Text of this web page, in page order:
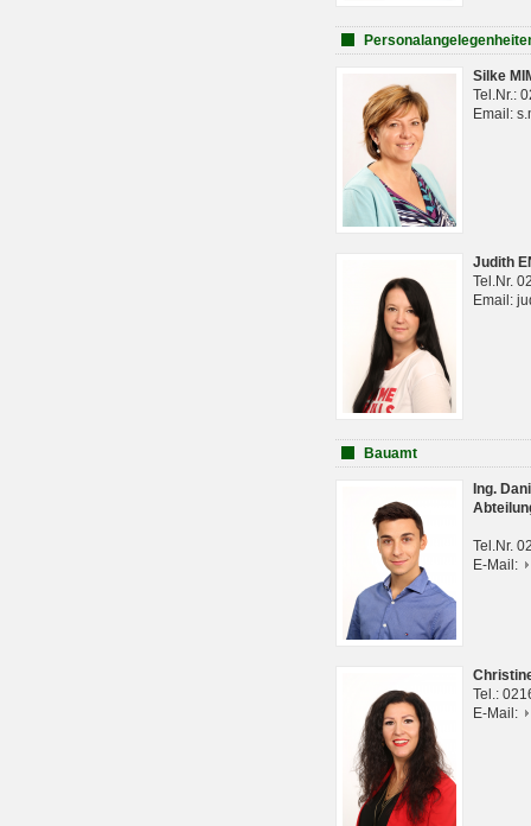
Silke
Tel.Nr.:
Email:
Judith
Tel.Nr.
Email:
Bauamt
Ing.
Tel.Nr.
E-Mail:
Tel.:
E-Mail: